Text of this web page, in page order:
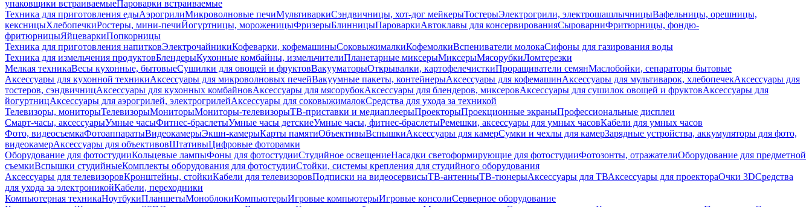
упаковщики встраиваемыеПароварки встраиваемые
Техника для приготовления едыАэрогрилиМикроволновые печиМультиваркиСэндвичницы, хот-дог мейкерыТостерыЭлектрогрили, электрошашлычницыВафельницы, орешницы,
кексницыХлебопечкиРостеры, мини-печиЙогуртницы, мороженицыФризерыБлинницыПароваркиАвтоклавы для консервированияСыроварниФритюрницы, фондю-
фритюрницыЯйцеваркиПопкорницы
Техника для приготовления напитковЭлектрочайникиКофеварки, кофемашиныСоковыжималкиКофемолкиВспениватели молокаСифоны для газирования воды
Техника для измельчения продуктовБлендерыКухонные комбайны, измельчителиПланетарные миксерыМиксерыМясорубкиЛомтерезки
Мелкая техникаВесы кухонные, бытовыеСушилки для овощей и фруктовВакууматорыОткрывалки, картофелечисткиПроращиватели семянМаслобойки, сепараторы бытовые
Аксессуары для кухонной техникиАксессуары для микроволновых печейВакуумные пакеты, контейнерыАксессуары для кофемашинАксессуары для мультиварок, хлебопечекАксессуары для
тостеров, сэндвичницАксессуары для кухонных комбайновАксессуары для мясорубокАксессуары для блендеров, миксеровАксессуары для сушилок овощей и фруктовАксессуары для
йогуртницАксессуары для аэрогрилей, электрогрилейАксессуары для соковыжималокСредства для ухода за техникой
Телевизоры, мониторыТелевизорыМониторыМониторы-телевизорыТВ-приставки и медиаплеерыПроекторыПроекционные экраныПрофессиональные дисплеи
Смарт-часы, аксессуарыУмные часыФитнес-браслетыУмные часы детскиеУмные часы, фитнес-браслетыРемешки, аксессуары для умных часовКабели для умных часов
Фото, видеосъемкаФотоаппаратыВидеокамерыЭкшн-камерыКарты памятиОбъективыВспышкиАксессуары для камерСумки и чехлы для камерЗарядные устройства, аккумуляторы для фото,
видеокамерАксессуары для объективовШтативыЦифровые фоторамки
Оборудование для фотостудииКольцевые лампыФоны для фотостудииСтудийное освещениеНасадки светоформирующие для фотостудииФотозонты, отражателиОборудование для предметной
съемкиВспышки студийныеКомплекты оборудования для фотостудииСтойки, системы крепления для студийного оборудования
Аксессуары для телевизоровКронштейны, стойкиКабели для телевизоровПодписки на видеосервисыТВ-антенныТВ-тюнерыАксессуары для ТВАксессуары для проектораОчки 3DСредства
для ухода за электроникойКабели, переходники
Компьютерная техникаНоутбукиПланшетыМоноблокиКомпьютерыИгровые компьютерыИгровые консолиСерверное оборудование